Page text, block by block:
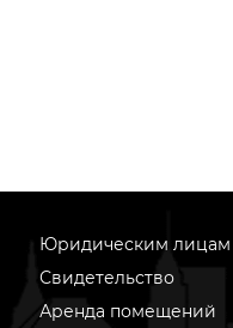
Юридическим лицам
Свидетельство
Аренда помещений